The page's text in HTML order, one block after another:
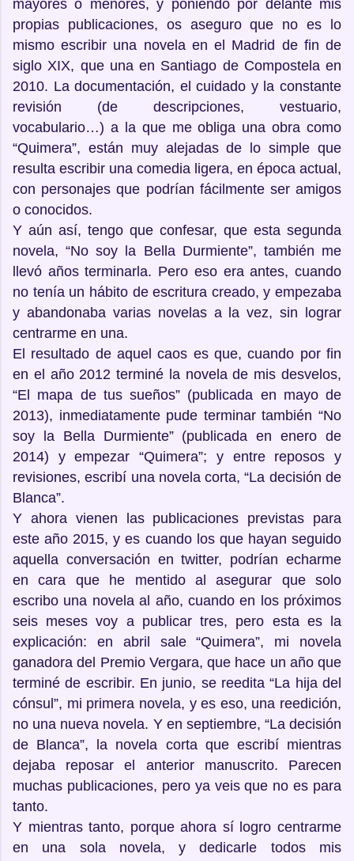
mayores o menores, y poniendo por delante mis
propias publicaciones, os aseguro que no es lo
mismo escribir una novela en el Madrid de fin de
siglo XIX, que una en Santiago de Compostela en
2010. La documentación, el cuidado y la constante
revisión (de descripciones, vestuario,
vocabulario…) a la que me obliga una obra como
“Quimera”, están muy alejadas de lo simple que
resulta escribir una comedia ligera, en época actual,
con personajes que podrían fácilmente ser amigos
o conocidos.
Y aún así, tengo que confesar, que esta segunda
novela, “No soy la Bella Durmiente”, también me
llevó años terminarla. Pero eso era antes, cuando
no tenía un hábito de escritura creado, y empezaba
y abandonaba varias novelas a la vez, sin lograr
centrarme en una.
El resultado de aquel caos es que, cuando por fin
en el año 2012 terminé la novela de mis desvelos,
“El mapa de tus sueños” (publicada en mayo de
2013), inmediatamente pude terminar también “No
soy la Bella Durmiente” (publicada en enero de
2014) y empezar “Quimera”; y entre reposos y
revisiones, escribí una novela corta, “La decisión de
Blanca”.
Y ahora vienen las publicaciones previstas para
este año 2015, y es cuando los que hayan seguido
aquella conversación en twitter, podrían echarme
en cara que he mentido al asegurar que solo
escribo una novela al año, cuando en los próximos
seis meses voy a publicar tres, pero esta es la
explicación: en abril sale “Quimera”, mi novela
ganadora del Premio Vergara, que hace un año que
terminé de escribir. En junio, se reedita “La hija del
cónsul”, mi primera novela, y es eso, una reedición,
no una nueva novela. Y en septiembre, “La decisión
de Blanca”, la novela corta que escribí mientras
dejaba reposar el anterior manuscrito. Parecen
muchas publicaciones, pero ya veis que no es para
tanto.
Y mientras tanto, porque ahora sí logro centrarme
en una sola novela, y dedicarle todos mis